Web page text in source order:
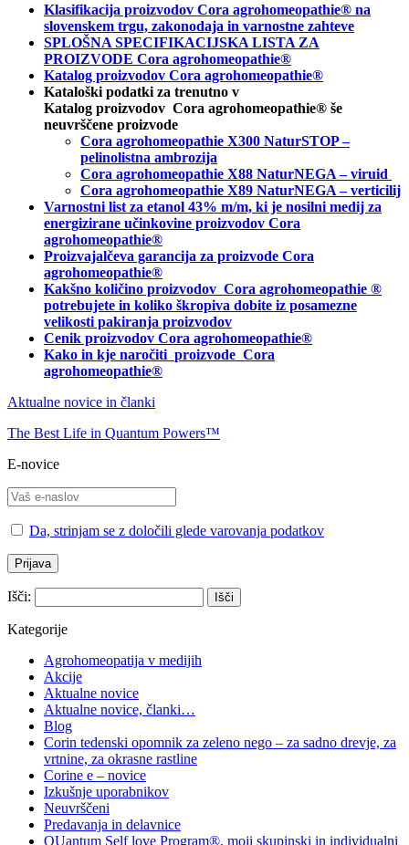
Klasifikacija proizvodov Cora agrohomeopathie® na
slovenskem trgu, zakonodaja in varnostne zahteve
SPLOŠNA SPECIFIKACIJSKA LISTA ZA
PROIZVODE Cora agrohomeopathie®
Katalog proizvodov Cora agrohomeopathie®
Kataloški podatki za trenutno v
Katalog proizvodov Cora agrohomeopathie® še
neuvrščene proizvode
Cora agrohomeopathie X300 NaturSTOP –
pelinolistna ambrozija
Cora agrohomeopathie X88 NaturNEGA – viruid
Cora agrohomeopathie X89 NaturNEGA – verticilij
Varnostni list za etanol 43% m/m, ki je nosilni medij za
energizirane učinkovine proizvodov Cora
agrohomeopathie®
Proizvajalčeva garancija za proizvode Cora
agrohomeopathie®
Kakšno količino proizvodov Cora agrohomeopathie ®
potrebujete in koliko škropiva dobite iz posamezne
velikosti pakiranja proizvodov
Cenik proizvodov Cora agrohomeopathie®
Kako in kje naročiti proizvode Cora
agrohomeopathie®
Aktualne novice in članki
The Best Life in Quantum Powers™
E-novice
Da, strinjam se z določili glede varovanja podatkov
Išči:
Kategorije
Agrohomeopatija v medijih
Akcije
Aktualne novice
Aktualne novice, članki…
Blog
Corin tedenski opomnik za zeleno nego – za sadno drevje, za
vrtnine, za okrasne rastline
Corine e – novice
Izkušnje uporabnikov
Neuvrščeni
Predavanja in delavnice
QUantum Self love Program®, moji skupinski in individualni